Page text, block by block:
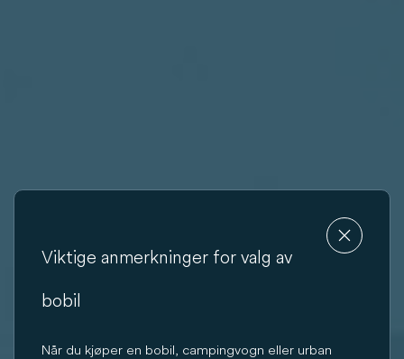
Viktige anmerkninger for valg av
bobil
Når du kjøper en bobil, campingvogn eller urban